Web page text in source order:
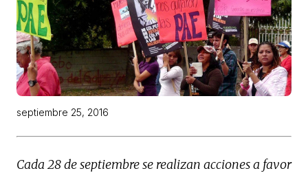
septiembre 25, 2016
Cada 28 de septiembre se realizan acciones a favor